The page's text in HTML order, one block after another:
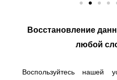
Восстановление
любой
Воспользуйтесь нашей